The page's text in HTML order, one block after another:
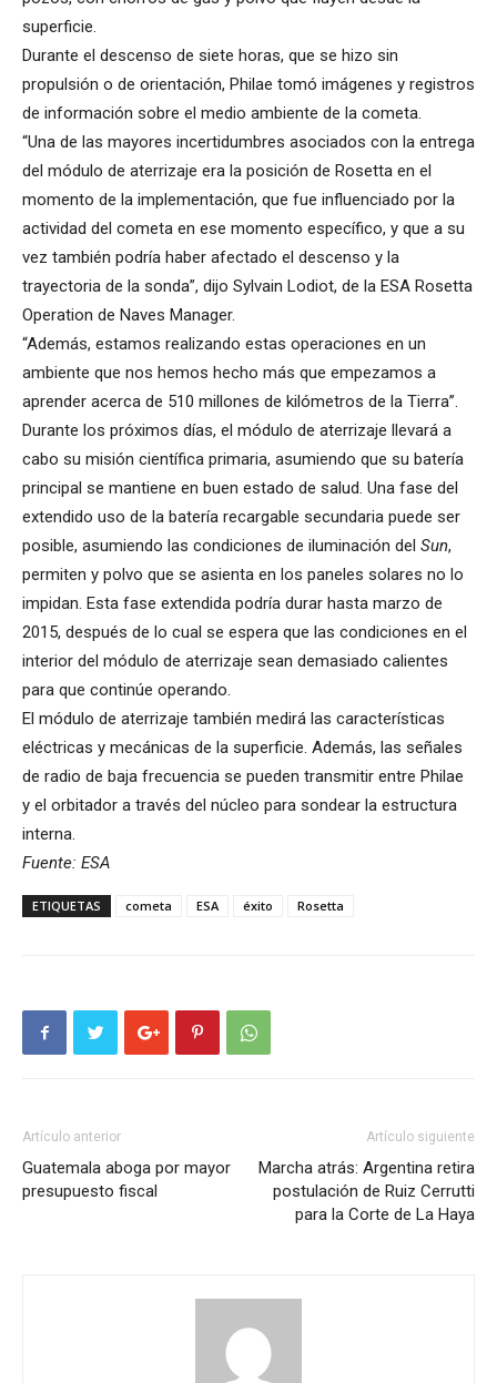
superficie.
Durante el descenso de siete horas, que se hizo sin
propulsión o de orientación, Philae tomó imágenes y registros
de información sobre el medio ambiente de la cometa.
“Una de las mayores incertidumbres asociados con la entrega
del módulo de aterrizaje era la posición de Rosetta en el
momento de la implementación, que fue influenciado por la
actividad del cometa en ese momento específico, y que a su
vez también podría haber afectado el descenso y la
trayectoria de la sonda”, dijo Sylvain Lodiot, de la ESA Rosetta
Operation de Naves Manager.
“Además, estamos realizando estas operaciones en un
ambiente que nos hemos hecho más que empezamos a
aprender acerca de 510 millones de kilómetros de la Tierra”.
Durante los próximos días, el módulo de aterrizaje llevará a
cabo su misión científica primaria, asumiendo que su batería
principal se mantiene en buen estado de salud. Una fase del
extendido uso de la batería recargable secundaria puede ser
posible, asumiendo las condiciones de iluminación del Sun,
permiten y polvo que se asienta en los paneles solares no lo
impidan. Esta fase extendida podría durar hasta marzo de
2015, después de lo cual se espera que las condiciones en el
interior del módulo de aterrizaje sean demasiado calientes
para que continúe operando.
El módulo de aterrizaje también medirá las características
eléctricas y mecánicas de la superficie. Además, las señales
de radio de baja frecuencia se pueden transmitir entre Philae
y el orbitador a través del núcleo para sondear la estructura
interna.
Fuente: ESA
ETIQUETAS cometa ESA éxito Rosetta
Artículo anterior
Guatemala aboga por mayor
presupuesto fiscal
Artículo siguiente
Marcha atrás: Argentina retira
postulación de Ruiz Cerrutti
para la Corte de La Haya